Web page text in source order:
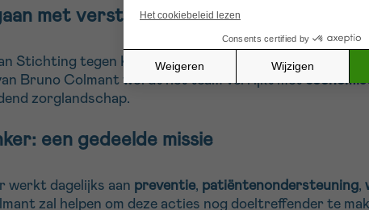
met versterkte expertise
Stichting tegen Kanker bepaalt de strategische koers
Bruno Colmant wordt het team verrijkt met
zorglandschap.
een gedeelde missie
werkt dagelijks aan preventie, patiëntenondersteuning,
zal helpen om deze acties nog doeltreffender te